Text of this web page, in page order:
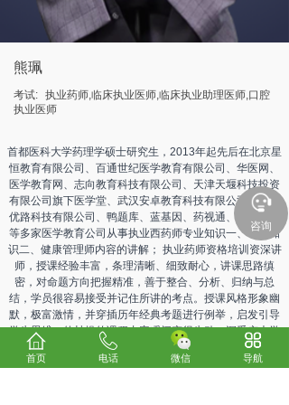
熊珮
考试: 执业药师,临床执业医师,临床执业助理医师,口腔
执业医师
首都医科大学药理学硕士研究生，2013年起先后在北京星
恒教育有限公司、百通世纪医学教育有限公司、华医网、
医学教育网、志向教育科技有限公司、天津天堰科技投资
有限公司旗下医学堂、武汉安卓教育科技有限公司、环球
优路科技有限公司、鸭题库、蓝基因、药视通、环球网校
等多家医学教育公司从事执业西药师专业知识一、专业知
识二、健康管理师内容的讲解； 执业药师资格培训资深讲
师，授课经验丰富，条理清晰、细致耐心，讲课思路缜
密，对命题方向把握精准，善于整合、分析、归纳与总
结，学员很容易接受并记住所讲的考点。授课风格形象幽
默，极富激情，并穿插历年经典考题进行例举，启发引导
学生思维，使枯燥的课程内容瞬间变得生动，深受广大学
首页 电话 微信 导航
咨询